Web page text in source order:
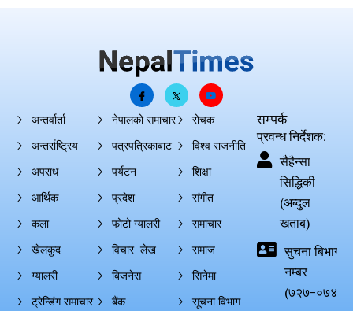
अन्तर्वार्ता
अन्तर्राष्ट्रिय
अपराध
आर्थिक
कला
खेलकुद
ग्यालरी
ट्रेन्डिंग समाचार
नेपालको समाचार
पत्रपत्रिकाबाट
पर्यटन
प्रदेश
फोटो ग्यालरी
विचार–लेख
बिजनेस
बैंक
रोचक
विश्व राजनीति
शिक्षा
संगीत
समाचार
समाज
सिनेमा
सूचना विभाग
सम्पर्क
प्रवन्ध निर्देशक:
सैहैन्सा
सिद्धिकी
(अब्दुल
खताब)
सुचना बिभाग
नम्बर
(७२७-०७४-